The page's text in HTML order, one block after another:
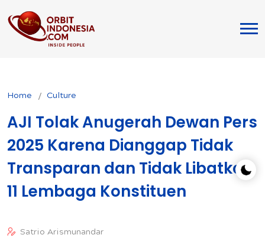
Home Culture
AJI Tolak Anugerah Dewan Pers
2025 Karena Dianggap Tidak
Transparan dan Tidak Libatkan
11 Lembaga Konstituen
Satrio Arismunandar